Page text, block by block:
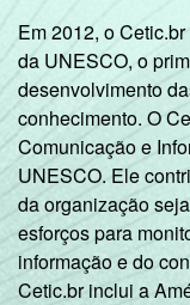
Em 2012, o
da UNESCO, o
desenvolvimento
conhecimento. O
Comunicação e
UNESCO. Ele
da organização
esforços para
informação e do
Cetic.br inclui a